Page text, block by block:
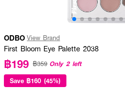
ODBO View Brand
First Bloom Eye Palette 2038
฿199 ฿359 Only 2 left
Save ฿160 (45%)